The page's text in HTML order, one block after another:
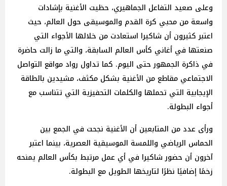
وعلى صعيد التفاعل الجماهيري، حظيت الأغنية بإشادات
واسعة من محبي كرة القدم والموسيقى حول العالم، حيث
اعتبر كثيرون أن شاكيرا استعادت من خلالها الأجواء التي
صنعتها في أغاني كأس العالم السابقة، والتي ما زالت حاضرة
في ذاكرة الجمهور حتى اليوم. كما تداول رواد مواقع التواصل
الاجتماعي مقاطع من الأغنية بشكل مكثف، مشيدين بالطاقة
الإيجابية التي تحملها والكلمات التحفيزية التي تتناسب مع
أجواء البطولة.
ورأى عدد من المتابعين أن الأغنية نجحت في الجمع بين
الحماس الرياضي واللمسة الموسيقية العصرية، بينما اعتبر
آخرون أن حضور شاكيرا في أي عمل مرتبط بكأس العالم يمنحه
زخمًا إضافيًا نظرًا لتاريخها الطويل مع البطولة.